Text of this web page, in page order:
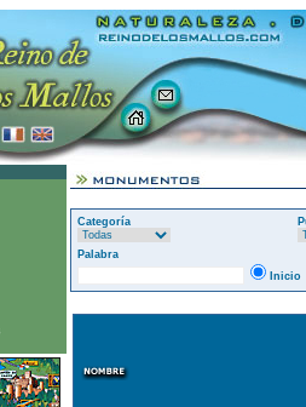
Categoría
Palabra
Inicio